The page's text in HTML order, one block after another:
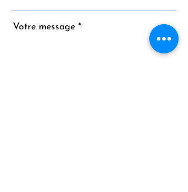
Votre message